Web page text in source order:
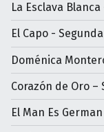
La Esclava
El Capo -
Doménica
Corazón de Oro –
El Man Es